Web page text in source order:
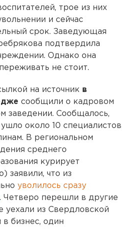
трое из них
и сейчас
срок. Заведующая
подтвердила
Однако она
не стоит.
на источник в
сообщили о кадровом
заведении. Сообщалось,
около 10 специалистов
В региональном
среднего
курирует
заявили, что из
уволилось сразу
. Четверо перешли в другие
уехали из Свердловской
бизнес, один